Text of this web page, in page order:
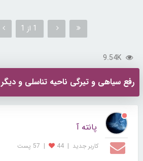
1 از 1
9.54K
رفع سیاهی و تیرگی ناحیه تناسلی و دیگر
پانته آ
کاربر جديد |
44
| 57 پست